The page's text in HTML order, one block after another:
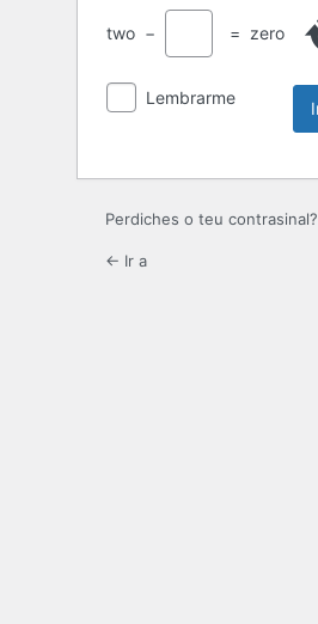
two − = zero
Lembrarme
Perdiches o teu contrasinal?
← Ir a